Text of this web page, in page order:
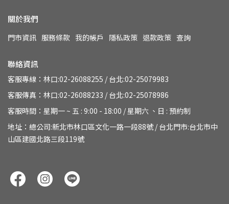
關於我們
門市資訊 服務條款 我的帳戶 隱私政策 退款政策 查詢
聯絡資訊
客服專線：林口:02-26088255 / 台北:02-25079983
客服傳真：林口:02-26088233 / 台北:02-25078986
客服時間：星期一 ~ 五 : 9:00 - 18:00 / 星期六 、日 : 預約制
地址：總公司:新北市林口區文化一路一段88號 / 台北門市:台北市中
山區建國北路三段119號